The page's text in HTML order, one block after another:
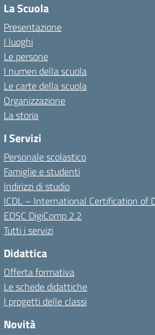
La Scuola
Presentazione
I luoghi
Le persone
I numeri della scuola
Le carte della scuola
Organizzazione
La storia
I Servizi
Personale scolastico
Famiglie e studenti
Indirizzi di studio
ICDL – International Certification of
EDSC DigiComp 2.2
Tutti i servizi
Didattica
Offerta formativa
Le schede didattiche
I progetti delle classi
Novità